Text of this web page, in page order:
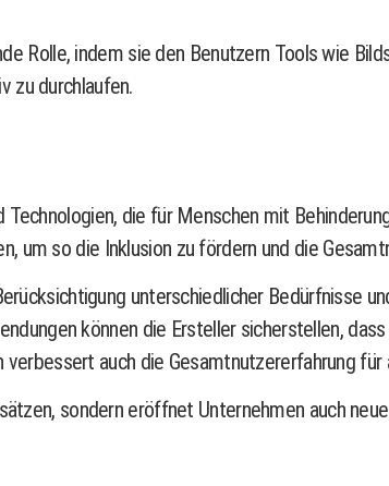
Rolle, indem sie den Benutzern Tools wie
zu durchlaufen.
die für Menschen mit
so die Inklusion zu fördern und die
unterschiedlicher Bedürfnisse
können die Ersteller sicherstellen,
auch die Gesamtnutzererfahrung für
sondern eröffnet Unternehmen auch